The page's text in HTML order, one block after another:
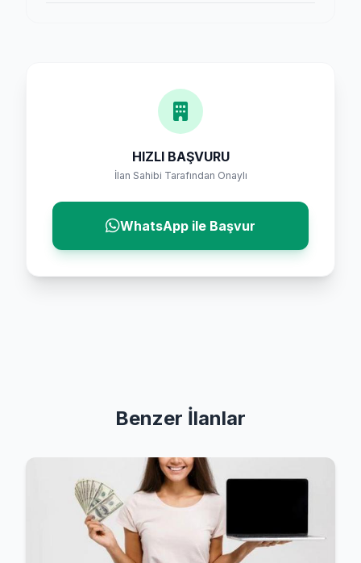
HIZLI BAŞVURU
İlan Sahibi Tarafından Onaylı
WhatsApp ile Başvur
Benzer İlanlar